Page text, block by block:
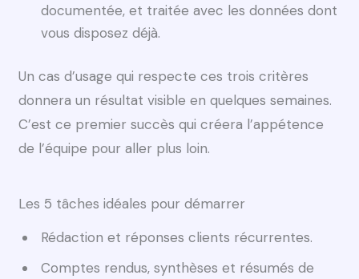
documentée, et traitée avec les données dont
vous disposez déjà.
Un cas d’usage qui respecte ces trois critères
donnera un résultat visible en quelques semaines.
C’est ce premier succès qui créera l’appétence
de l’équipe pour aller plus loin.
Les 5 tâches idéales pour démarrer
Rédaction et réponses clients récurrentes.
Comptes rendus, synthèses et résumés de